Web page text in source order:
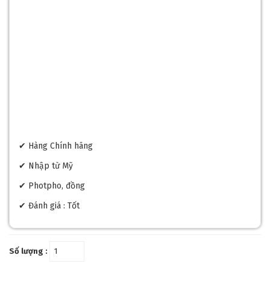
✔ Hàng Chính hãng
✔ Nhập từ Mỹ
✔ Photpho, đồng
✔ Đánh giá : Tốt
Số lượng :